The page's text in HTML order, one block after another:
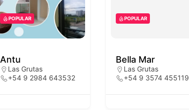
POPULAR
Antu
Las Grutas
+54 9 2984 643532
POPULAR
Bella Mar
Las Grutas
+54 9 3574 455119